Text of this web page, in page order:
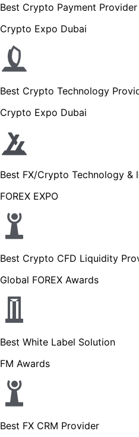
Best Crypto Payment Provider
Crypto Expo Dubai
Best Crypto Technology
Crypto Expo Dubai
Best FX/Crypto Technology
FOREX EXPO
Best Crypto CFD Liquidity
Global FOREX Awards
Best White Label Solution
FM Awards
Best FX CRM Provider